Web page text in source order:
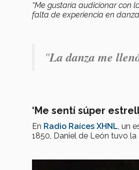
“Me gustaría audicionar con
falta de experiencia en
"La danza me
‘Me sentí súper
En Radio Raíces XHNL, un
1850, Daniel de León tuvo